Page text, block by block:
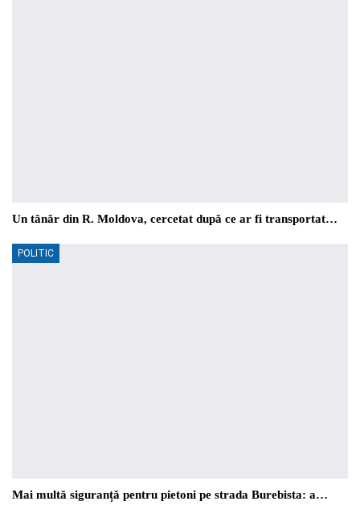
Un tânăr din R. Moldova, cercetat după ce ar fi transportat…
POLITIC
Mai multă siguranță pentru pietoni pe strada Burebista: a…